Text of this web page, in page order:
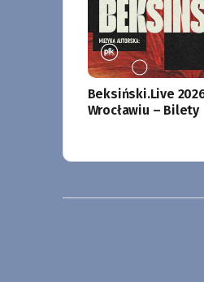
Beksiński.Live
Wrocławiu – Bilety